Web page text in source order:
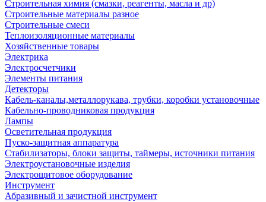
Строительная химия (смазки, реагенты, масла и др)
Строительные материалы разное
Строительные смеси
Теплоизоляционные материалы
Хозяйственные товары
Электрика
Электросчетчики
Элементы питания
Детекторы
Кабель-каналы,металлорукава, трубки, коробки установочные
Кабельно-проводниковая продукция
Лампы
Осветительная продукция
Пуско-защитная аппаратура
Стабилизаторы, блоки защиты, таймеры, источники питания
Электроустановочные изделия
Электрощитовое оборудование
Инструмент
Абразивный и зачистной инструмент